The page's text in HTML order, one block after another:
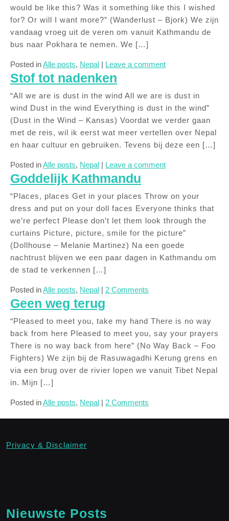
would be like this? Was it something like this I wished
for? Or will I want more?” (Wanderlust – Bjork) We zijn
vandaag vroeg uit de veren om vanuit Kathmandu de
bus naar Pokhara te nemen. We […]
Posted inAlle posts, Nepal | Leave a comment
Stof tot nadenken
“All we are is dust in the wind All we are is dust in
wind Dust in the wind Everything is dust in the wind”
(Dust in the Wind – Kansas) Voordat we verder gaan
met de reis, wil ik eerst wat meer vertellen over Nepal
en haar cultuur en gebruiken. Tevens bij deze een […]
Posted inAlle posts, Nepal | Leave a comment
Goddelijk Kathmandu
“Places, places Get in your places Throw on your
dress and put on your doll faces Everyone thinks that
we’re perfect Please don’t let them look through the
curtains Picture, picture, smile for the picture”
(Dollhouse – Melanie Martinez) Na een goede
nachtrust blijven we een paar dagen in Kathmandu om
de stad te verkennen […]
Posted inAlle posts, Nepal | 2 Comments
Geen weg terug
“Pleased to meet you, take my hand There is no way
back from here Pleased to meet you, say your prayers
There is no way back from here” (No Way Back – Foo
Fighters) We zijn bij de Rasuwagadhi Kerung grens en
via een brug over de rivier lopen we vanuit Tibet Nepal
in. Mijn […]
Posted inAlle posts, Nepal | 2 Comments
Privacy & Disclaimer
Nieuwste Posts